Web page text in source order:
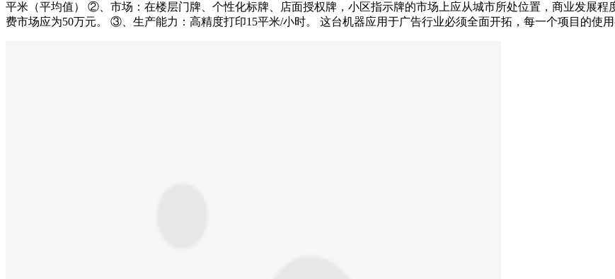
平米（平均值） ②、市场：在楼层门牌、个性化标牌、店面授权牌，小区指示牌的市场上应从城市所处位置，商业发展
费市场应为50万元。 ③、生产能力：高精度打印15平米/小时。 这台机器应用于广告行业必须全面开拓，每一个项目的使